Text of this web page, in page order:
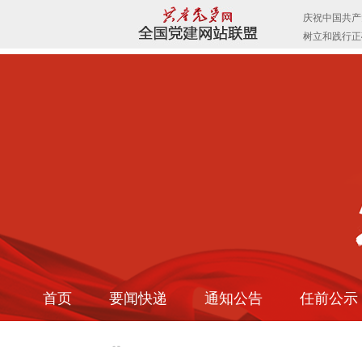
首页 要闻快递 通知公告 任前公示